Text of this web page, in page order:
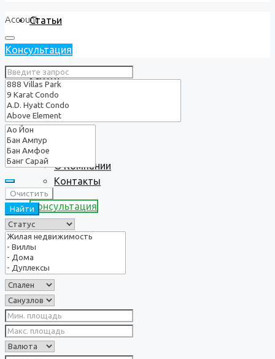
Статьи
Услуги
О нас
О Компании
Контакты
Консультация
Account
Консультация
Очистить
Найти